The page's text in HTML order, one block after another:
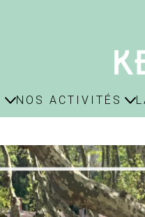
NOS ACTIVITÉS